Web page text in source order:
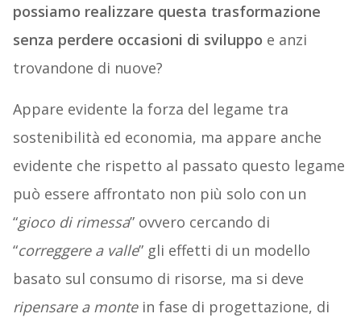
possiamo realizzare questa trasformazione
senza perdere occasioni di sviluppo e anzi
trovandone di nuove?
Appare evidente la forza del legame tra
sostenibilità ed economia, ma appare anche
evidente che rispetto al passato questo legame
può essere affrontato non più solo con un
“gioco di rimessa” ovvero cercando di
“correggere a valle” gli effetti di un modello
basato sul consumo di risorse, ma si deve
ripensare a montein fase di progettazione, di